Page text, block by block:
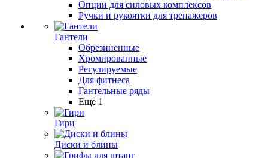
Опции для силовых комплексов
Ручки и рукоятки для тренажеров
Гантели
Обрезиненные
Хромированные
Регулируемые
Для фитнеса
Гантельные ряды
Ещё 1
Гири
Диски и блины